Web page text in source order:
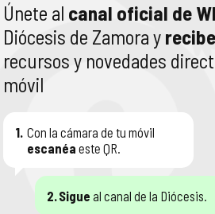
Únete al canal oficial de
Diócesis de Zamora y
recursos y novedades
móvil
1. Con la cámara de tu móvil
escanéa este QR.
2.Sigue al canal de la Diócesis.